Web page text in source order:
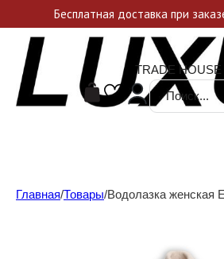
Уникальные акции и спецпредложения каждую
TRADE HOUSE
Поиск ...
Главная/Товары/Водолазка женская
Бесплатная доставка при